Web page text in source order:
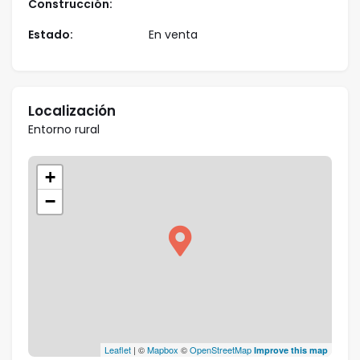
capacidad para tres vehículos y un trastero,
Esta propiedad, aún con un 25% por completar, es
una oportunidad única para dar vida a sus sueños, en
una de las zonas más cotizadas de Antequera. La
luminosidad y amplitud de sus estancias hacen de
esta casa el escenario perfecto para crear un hogar
lleno de vida y felicidad. Llámanos, te sorprenderá la
posibilidades que tiene ésta casa!!!
podrían quedar los espacios tras una adecuación
Construcción:
Estado: En venta
Localización
Entorno rural
+
−
Leaflet | ©Mapbox ©OpenStreetMap Improve this map